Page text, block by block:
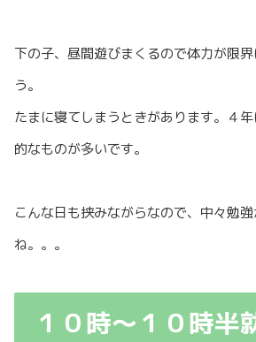
下の子、昼間遊びまくるので体力が限
う。
たまに寝てしまうときがあります。４
的なものが多いです。
こんな日も挟みながらなので、中々勉
ね。。。
１０時〜１０時半